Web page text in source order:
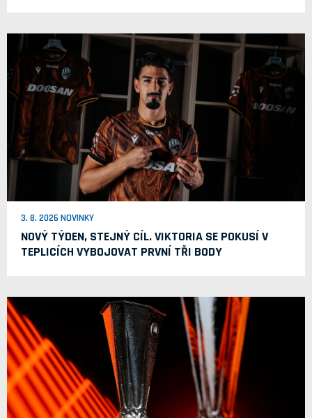
3. 8. 2026 NOVINKY
NOVÝ TÝDEN, STEJNÝ CÍL. VIKTORIA SE POKUSÍ V
TEPLICÍCH VYBOJOVAT PRVNÍ TŘI BODY